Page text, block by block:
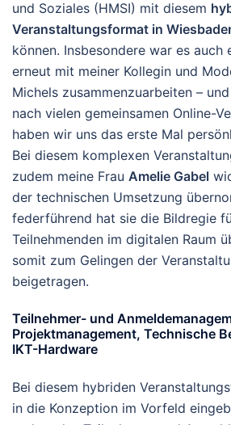
und Soziales (HMSI) mit diesem
Veranstaltungsformat in
können. Insbesondere war es auch
erneut mit meiner Kollegin und
Michels zusammenzuarbeiten –
nach vielen gemeinsamen Online-
haben wir uns das erste Mal
Bei diesem komplexen
zudem meine Frau Amelie Gabel
der technischen Umsetzung
federführend hat sie die Bildregie
Teilnehmenden im digitalen Raum
somit zum Gelingen der
beigetragen.
Teilnehmer- und
Projektmanagement, Technische
IKT-Hardware
Bei diesem hybriden
in die Konzeption im Vorfeld